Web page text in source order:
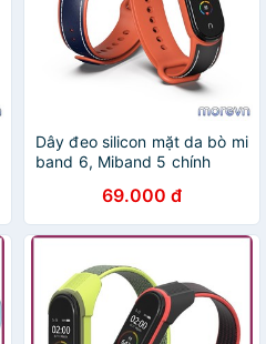
Dây đeo silicon mặt da bò mi
band 6, Miband 5 chính
thế mi band 5, miband 6 da
bò
69.000 đ